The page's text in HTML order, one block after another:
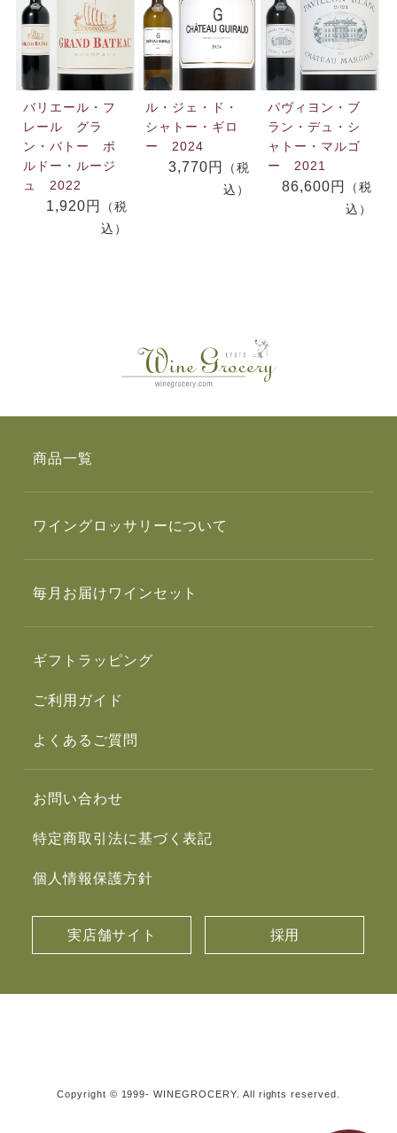
バリエール・フ
レール グラ
ン・バトー ボ
ルドー・ルージ
ュ 2022
1,920円
（税
込）
ル・ジェ・ド・
シャトー・ギロ
ー 2024
3,770円
（税
込）
パヴィヨン・ブ
ラン・デュ・シ
ャトー・マルゴ
ー 2021
86,600円
（税
込）
商品一覧
ワイングロッサリーについて
毎月お届けワインセット
ギフトラッピング
ご利用ガイド
よくあるご質問
お問い合わせ
特定商取引法に基づく表記
個人情報保護方針
実店舗サイト 採用
Copyright © 1999- WINEGROCERY. All rights reserved.